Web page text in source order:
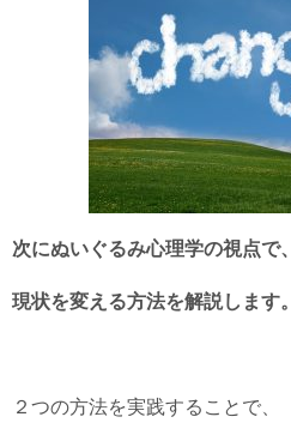
次にぬいぐるみ心理学の視点で、
現状を変える方法を解説します。
２つの方法を実践することで、